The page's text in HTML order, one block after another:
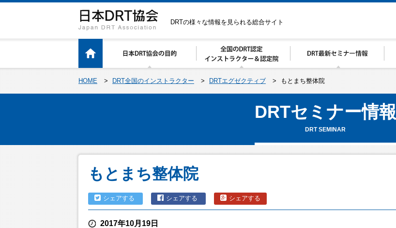
DRTの様々な情報を見られる総合サイト
HOME > DRT全国のインストラクター > DRTエグゼクティブ > もとまち整体院
DRTセミナー情報
DRT SEMINAR
もとまち整体院
シェアする シェアする シェアする
2017年10月19日